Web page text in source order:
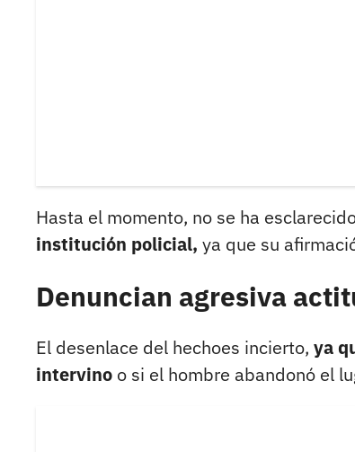
Hasta el momento, no se ha
institución policial, ya que su
Denuncian agresiva
El desenlace del hechoes incierto, ya
intervino o si el hombre abandonó el